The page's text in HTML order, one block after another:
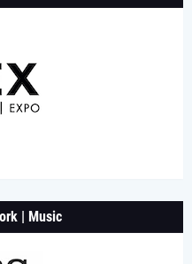
| Music